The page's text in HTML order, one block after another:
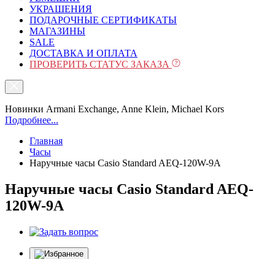
УКРАШЕНИЯ
ПОДАРОЧНЫЕ СЕРТИФИКАТЫ
МАГАЗИНЫ
SALE
ДОСТАВКА И ОПЛАТА
ПРОВЕРИТЬ СТАТУС ЗАКАЗА
Новинки Armani Exchange, Anne Klein, Michael Kors
Подробнее...
Главная
Часы
Наручные часы Casio Standard AEQ-120W-9A
Наручные часы Casio Standard AEQ-
120W-9A